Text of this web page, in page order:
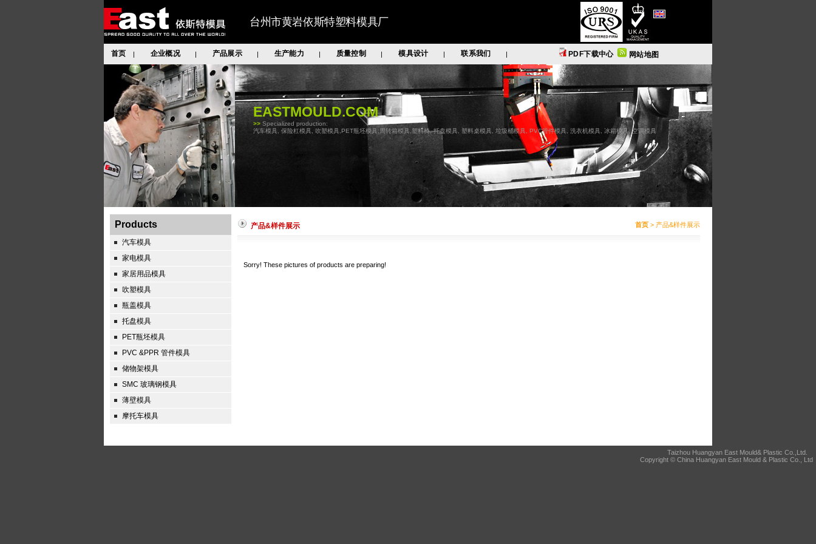
台州市黄岩依斯特塑料模具厂
首页 | 企业概况 | 产品展示 | 生产能力 | 质量控制 | 模具设计 | 联系我们 | PDF下载中心 网站地图
EASTMOULD.COM
>> Specialized production:
汽车模具, 保险杠模具, 吹塑模具,PET瓶坯模具,周转箱模具,塑料椅, 托盘模具, 塑料桌模具, 垃圾桶模具, PVC管件模具, 洗衣机模具, 冰箱模具, 空调模具
Products
汽车模具
家电模具
家居用品模具
吹塑模具
瓶盖模具
托盘模具
PET瓶坯模具
PVC &PPR 管件模具
储物架模具
SMC 玻璃钢模具
薄壁模具
摩托车模具
产品&样件展示 首页 > 产品&样件展示
Sorry! These pictures of products are preparing!
Taizhou Huangyan East Mould& Plastic Co.,Ltd.
Copyright © China Huangyan East Mould & Plastic Co., Ltd